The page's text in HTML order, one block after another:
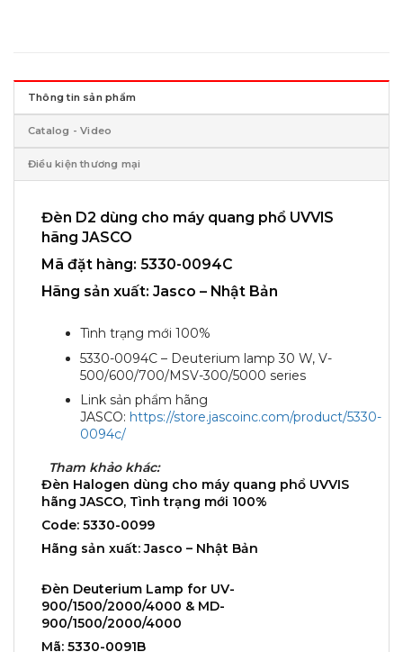
Thông tin sản phẩm
Catalog - Video
Điều kiện thương mại
Đèn D2 dùng cho máy quang phổ UVVIS
hãng JASCO
Mã đặt hàng: 5330-0094C
Hãng sản xuất: Jasco – Nhật Bản
Tình trạng mới 100%
5330-0094C – Deuterium lamp 30 W, V-
500/600/700/MSV-300/5000 series
Link sản phẩm hãng
JASCO: https://store.jascoinc.com/product/5330-
0094c/
Tham khảo khác:
Đèn Halogen dùng cho máy quang phổ UVVIS
hãng JASCO, Tình trạng mới 100%
Code: 5330-0099
Hãng sản xuất: Jasco – Nhật Bản
Đèn Deuterium Lamp for UV-
900/1500/2000/4000 & MD-
900/1500/2000/4000
Mã: 5330-0091B